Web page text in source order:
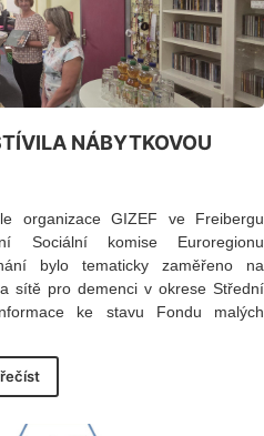
NÁBYTKOVOU
organizace GIZEF ve Freibergu
Sociální komise Euroregionu
bylo tematicky zaměřeno na
sítě pro demenci v okrese Střední
ke stavu Fondu malých